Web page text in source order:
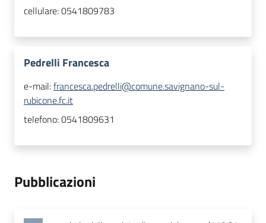
cellulare:0541809783
Pedrelli Francesca
e-mail:francesca.pedrelli@comune.savignano-sul-
rubicone.fc.it
telefono:0541809631
Pubblicazioni